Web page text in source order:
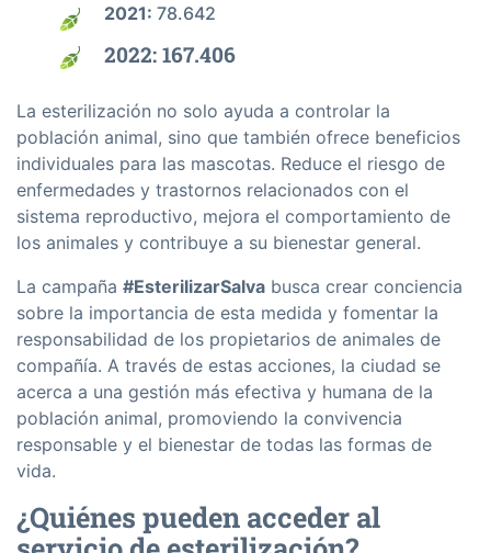
2021: 78.642
2022: 167.406
La esterilización no solo ayuda a controlar la
población animal, sino que también ofrece beneficios
individuales para las mascotas. Reduce el riesgo de
enfermedades y trastornos relacionados con el
sistema reproductivo, mejora el comportamiento de
los animales y contribuye a su bienestar general.
La campaña #EsterilizarSalva busca crear conciencia
sobre la importancia de esta medida y fomentar la
responsabilidad de los propietarios de animales de
compañía. A través de estas acciones, la ciudad se
acerca a una gestión más efectiva y humana de la
población animal, promoviendo la convivencia
responsable y el bienestar de todas las formas de
vida.
¿Quiénes pueden acceder al